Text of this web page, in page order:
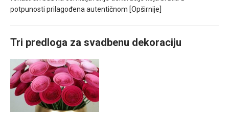
potpunosti prilagođena autentičnom [Opširnije]
Tri predloga za svadbenu dekoraciju